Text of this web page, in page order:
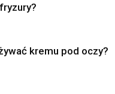
kremu pod oczy?